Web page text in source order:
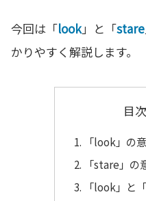
今回は「look」と「stare
かりやすく解説します。
目次
「look」の
「stare」の
「look」と